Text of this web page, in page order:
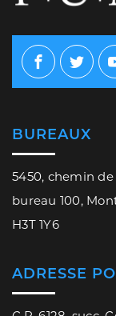
Facebook
BUREAUX
5450, chemin
bureau 100,
H3T 1Y6
ADRESSE